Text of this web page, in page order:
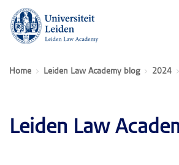
Home Leiden Law Academy blog 2024
Leiden Law